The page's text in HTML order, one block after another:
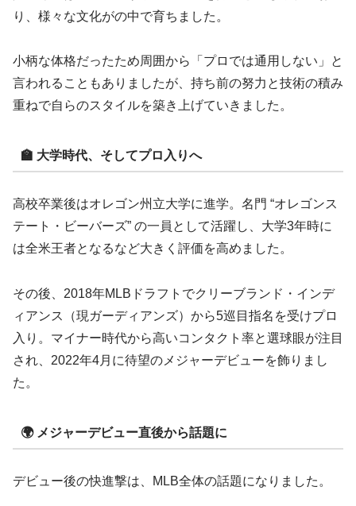
り、様々な文化がの中で育ちました。
小柄な体格だったため周囲から「プロでは通用しない」と
言われることもありましたが、持ち前の努力と技術の積み
重ねで自らのスタイルを築き上げていきました。
🏫 大学時代、そしてプロ入りへ
高校卒業後はオレゴン州立大学に進学。名門 “オレゴンス
テート・ビーバーズ” の一員として活躍し、大学3年時に
は全米王者となるなど大きく評価を高めました。
その後、2018年MLBドラフトでクリーブランド・インデ
ィアンス（現ガーディアンズ）から5巡目指名を受けプロ
入り。マイナー時代から高いコンタクト率と選球眼が注目
され、2022年4月に待望のメジャーデビューを飾りまし
た。
🌍 メジャーデビュー直後から話題に
デビュー後の快進撃は、MLB全体の話題になりました。